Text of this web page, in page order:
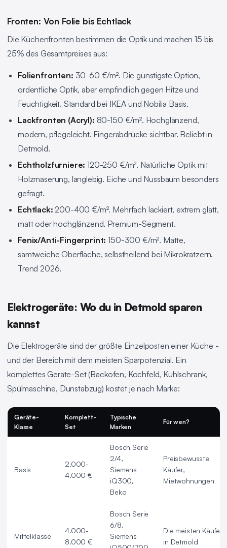
Fronten: Von Folie bis Echtlack
Die Küchenfronten bestimmen die Optik und machen 15 bis
25% des Gesamtpreises aus:
Folienfronten: 30-60 €/m². Die günstigste Option,
ordentliche Optik, aber empfindlich gegen Hitze und
Feuchtigkeit. Standard bei IKEA und Nobilia Basis.
Lackfronten (Acryl): 80-150 €/m². Hochglänzend,
modern, pflegeleicht. Fingerabdrücke sichtbar. Beliebt in
Detmold.
Echtholzfurniere: 120-250 €/m². Natürliche Optik mit
Holzmaserung, langlebig. Eiche und Nussbaum besonders
gefragt.
Echtlack: 200-400 €/m². Mehrfach lackiert, extrem glatt,
matt oder hochglänzend. Premium-Segment.
Fenix/Anti-Fingerprint: 150-300 €/m². Matte,
samtweiche Oberfläche, selbstheilend bei Mikrokratzern.
Trend 2026.
Elektrogeräte: Wo du in Detmold sparen
kannst
Die Elektrogeräte sind der größte Einzelposten einer Küche -
und der Bereich mit dem meisten Sparpotenzial. Ein
komplettes Geräte-Set (Backofen, Kochfeld, Kühlschrank,
Spülmaschine, Dunstabzug) kostet je nach Marke:
Geräte-
Klasse
Komplett-
Set
Typische
Marken
Für wen?
Basis
2.000-
4.000 €
Bosch Serie
2/4,
Siemens
iQ300,
Beko
Preisbewusste
Käufer,
Mietwohnungen
Mittelklasse
4.000-
8.000 €
Bosch Serie
6/8,
Siemens
Die meisten Käufer
in Detmold